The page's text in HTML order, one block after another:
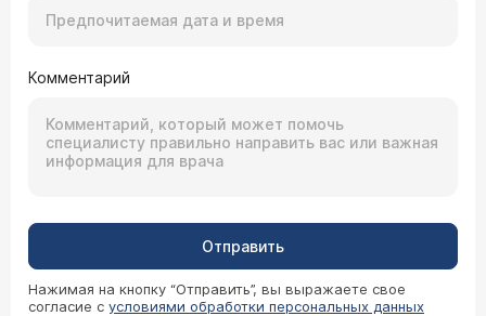
Комментарий
Отправить
Нажимая на кнопку “Отправить”, вы выражаете свое
согласие с условиями обработки персональных данных